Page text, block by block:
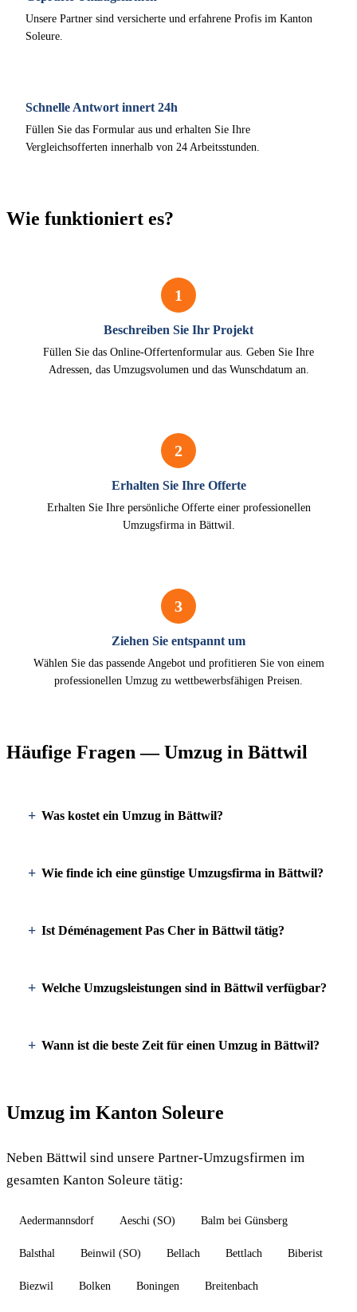
Unsere Partner sind versicherte und erfahrene Profis im Kanton
Soleure.
Schnelle Antwort innert 24h
Füllen Sie das Formular aus und erhalten Sie Ihre
Vergleichsofferten innerhalb von 24 Arbeitsstunden.
Wie funktioniert es?
1
Beschreiben Sie Ihr Projekt
Füllen Sie das Online-Offertenformular aus. Geben Sie Ihre
Adressen, das Umzugsvolumen und das Wunschdatum an.
2
Erhalten Sie Ihre Offerte
Erhalten Sie Ihre persönliche Offerte einer professionellen
Umzugsfirma in Bättwil.
3
Ziehen Sie entspannt um
Wählen Sie das passende Angebot und profitieren Sie von einem
professionellen Umzug zu wettbewerbsfähigen Preisen.
Häufige Fragen — Umzug in Bättwil
Was kostet ein Umzug in Bättwil?
Wie finde ich eine günstige Umzugsfirma in Bättwil?
Ist Déménagement Pas Cher in Bättwil tätig?
Welche Umzugsleistungen sind in Bättwil verfügbar?
Wann ist die beste Zeit für einen Umzug in Bättwil?
Umzug im Kanton Soleure
Neben Bättwil sind unsere Partner-Umzugsfirmen im
gesamten Kanton Soleure tätig:
Aedermannsdorf Aeschi (SO) Balm bei Günsberg
Balsthal Beinwil (SO) Bellach Bettlach Biberist
Biezwil Bolken Boningen Breitenbach